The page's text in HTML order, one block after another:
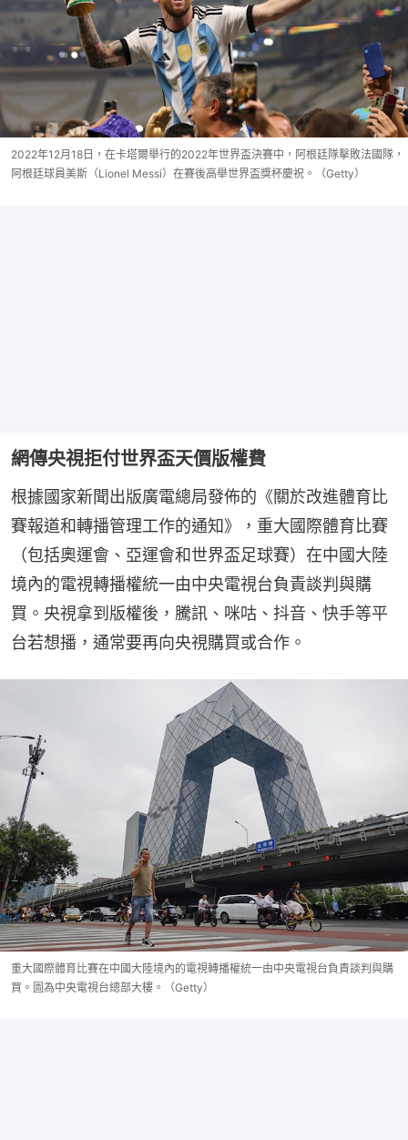
2022年12月18日，在卡塔爾舉行的2022年世界盃決賽中，阿根廷隊擊敗法國隊，
阿根廷球員美斯（Lionel Messi）在賽後高舉世界盃獎杯慶祝。（Getty）
網傳央視拒付世界盃天價版權費
根據國家新聞出版廣電總局發佈的《關於改進體育比
賽報道和轉播管理工作的通知》，重大國際體育比賽
（包括奧運會、亞運會和世界盃足球賽）在中國大陸
境內的電視轉播權統一由中央電視台負責談判與購
買。央視拿到版權後，騰訊、咪咕、抖音、快手等平
台若想播，通常要再向央視購買或合作。
重大國際體育比賽在中國大陸境內的電視轉播權統一由中央電視台負責談判與購
買。圖為中央電視台總部大樓。（Getty）